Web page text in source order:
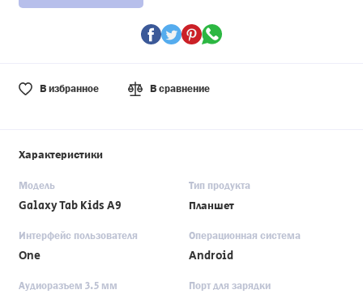
В избранное В сравнение
Характеристики
Модель
Galaxy Tab Kids A9
Тип продукта
Планшет
Интерфейс пользователя
One
Операционная система
Android
Аудиоразъем 3.5 мм Порт для зарядки